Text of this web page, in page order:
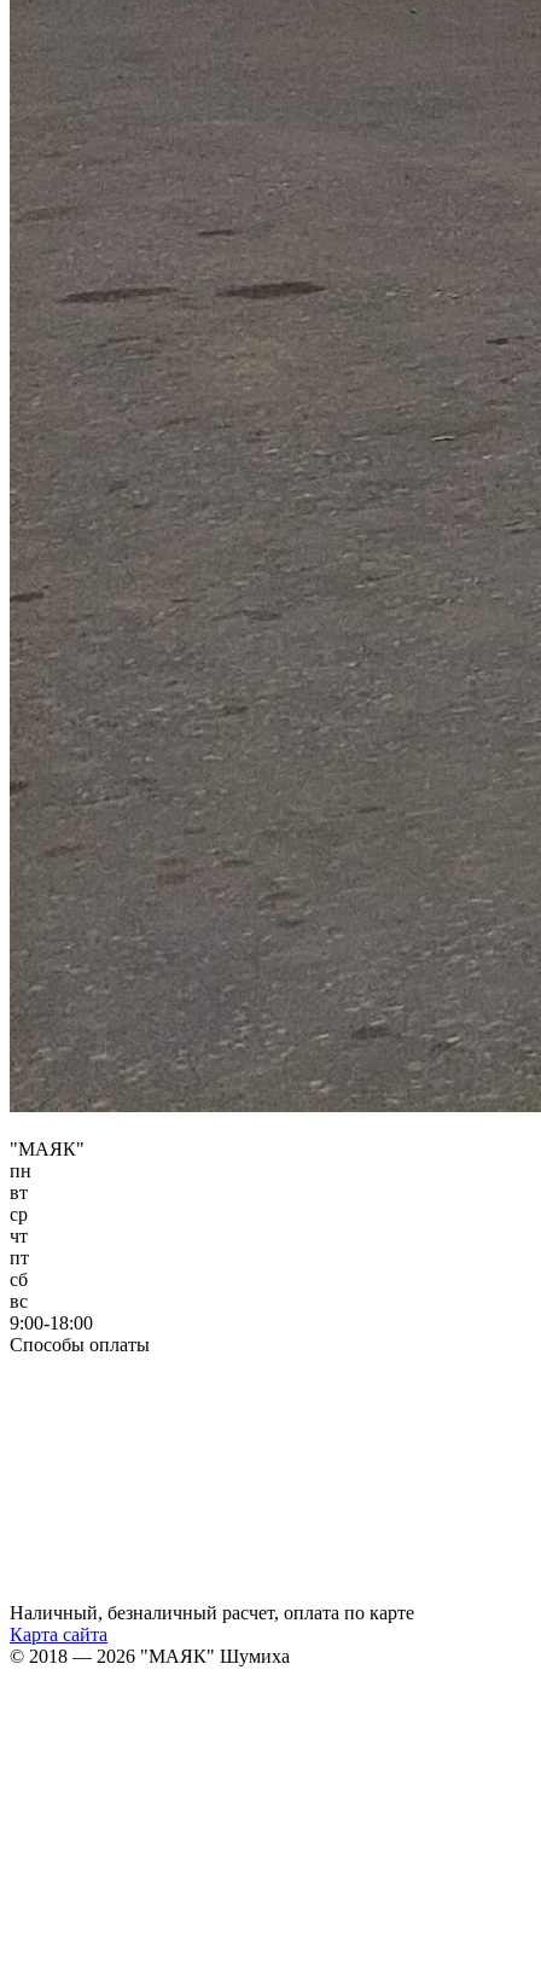
"МАЯК"
пн
вт
ср
чт
пт
сб
вс
9:00-18:00
Способы оплаты
Наличный, безналичный расчет, оплата по карте
Карта сайта
© 2018 — 2026 "МАЯК" Шумиха